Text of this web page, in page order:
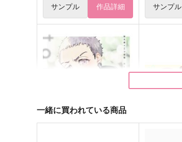
サンプル 作品詳細 サンプル
一緒に買われている商品